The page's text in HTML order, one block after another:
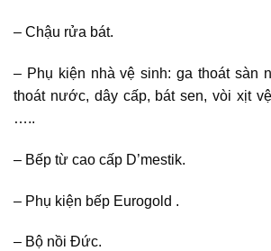
– Chậu rửa bát.
– Phụ kiện nhà vệ sinh: ga thoát sàn
thoát nước, dây cấp, bát sen, vòi xịt
…..
– Bếp từ cao cấp D’mestik.
– Phụ kiện bếp Eurogold .
– Bộ nồi Đức.